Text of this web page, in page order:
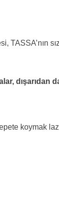
TASSA’nın
dışarıdan
koymak